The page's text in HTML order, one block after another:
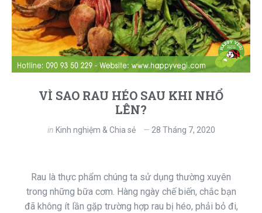
VÌ SAO RAU HÉO SAU KHI NHỔ
LÊN?
in Kinh nghiệm & Chia sẻ 28 Tháng 7, 2020
Rau là thực phẩm chúng ta sử dụng thường xuyên
trong những bữa cơm. Hàng ngày chế biến, chắc bạn
đã không ít lần gặp trường hợp rau bị héo, phải bỏ đi,